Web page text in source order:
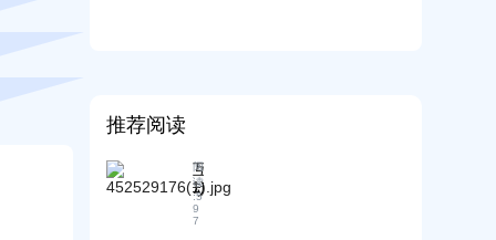
推荐阅读
互
动
问
答
阅
读
:5
9
7